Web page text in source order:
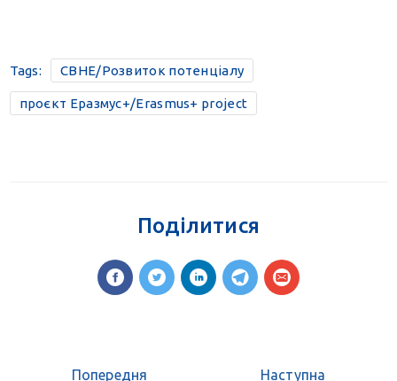
Tags: CBHE/Розвиток потенціалу
проєкт Еразмус+/Erasmus+ project
Поділитися
Попередня Наступна